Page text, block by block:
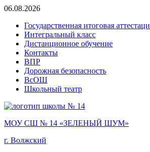
06.08.2026
Государственная итоговая
Интегральный класс
Дистанционное обучение
Контакты
ВПР
Дорожная безопасность
ВсОШ
Школьный театр
МОУ СШ № 14 «ЗЕЛЕНЫЙ ШУМ»
г. Волжский